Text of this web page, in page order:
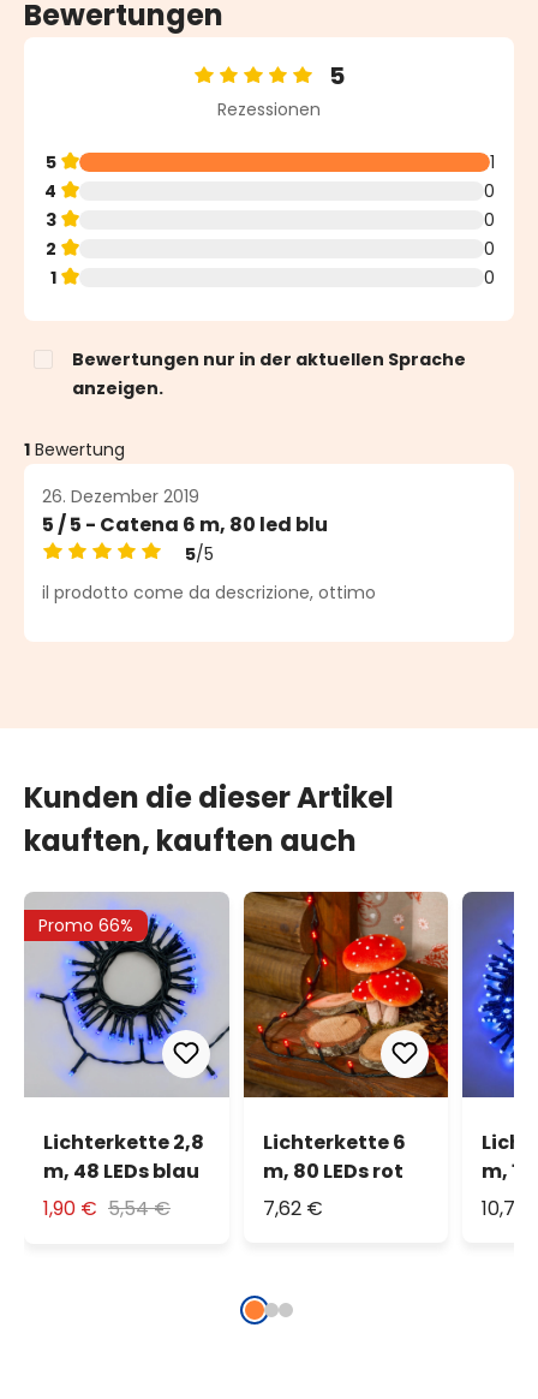
Bewertungen
Durchschnittliche Bewertung von 5 von 5 Sternen
5
Rezessionen
5
1
4
0
3
0
2
0
1
0
Bewertungen nur in der aktuellen Sprache
anzeigen.
1 Bewertung
26. Dezember 2019
5 / 5 - Catena 6 m, 80 led blu
Durchschnittliche Bewertung von 5 von 5 Sternen
5/5
il prodotto come da descrizione, ottimo
Kunden die dieser Artikel
kauften, kauften auch
Promo 66%
Lichterkette 2,8
m, 48 LEDs blau
1,90 € 5,54 €
Lichterkette 6
m, 80 LEDs rot
7,62 €
m,
10,77